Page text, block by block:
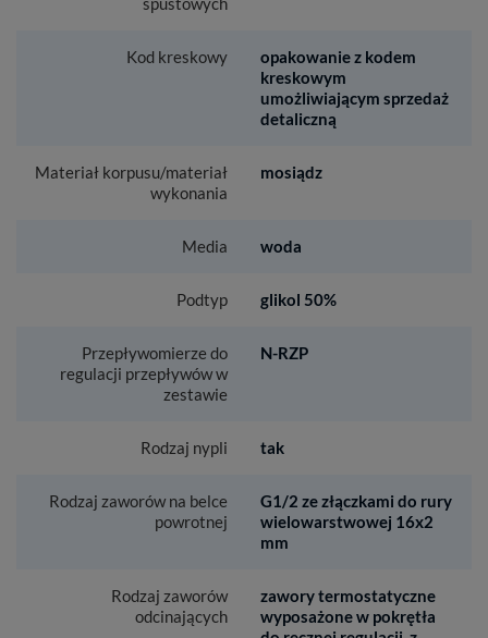
Kod kreskowy
opakowanie z kodem
kreskowym
umożliwiającym sprzedaż
detaliczną
Materiał korpusu/materiał
wykonania
mosiądz
Media woda
Podtyp glikol 50%
Przepływomierze do
regulacji przepływów w
zestawie
N-RZP
Rodzaj nypli tak
Rodzaj zaworów na belce
powrotnej
G1/2 ze złączkami do rury
wielowarstwowej 16x2
mm
Rodzaj zaworów
odcinających
zawory termostatyczne
wyposażone w pokrętła